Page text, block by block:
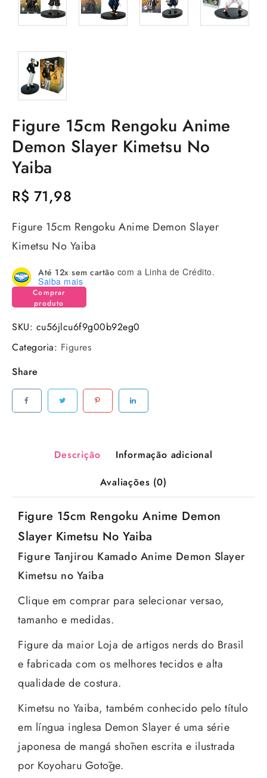
Figure 15cm Rengoku Anime
Demon Slayer Kimetsu No
Yaiba
R$ 71,98
Figure 15cm Rengoku Anime Demon Slayer
Kimetsu No Yaiba
Até 12x sem cartão com a Linha de Crédito.
Saiba mais
Comprar
produto
SKU: cu56jlcu6f9g00b92eg0
Categoria: Figures
Share
Descrição
Informação adicional
Avaliações (0)
Figure 15cm Rengoku Anime Demon
Slayer Kimetsu No Yaiba
Figure Tanjirou Kamado Anime Demon Slayer
Kimetsu no Yaiba
Clique em comprar para selecionar versao,
tamanho e medidas.
Figure da maior Loja de artigos nerds do Brasil
e fabricada com os melhores tecidos e alta
qualidade de costura.
Kimetsu no Yaiba, também conhecido pelo título
em língua inglesa Demon Slayer é uma série
japonesa de mangá shōnen escrita e ilustrada
por Koyoharu Gotōge.